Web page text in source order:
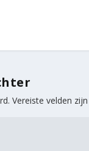
Vereiste velden